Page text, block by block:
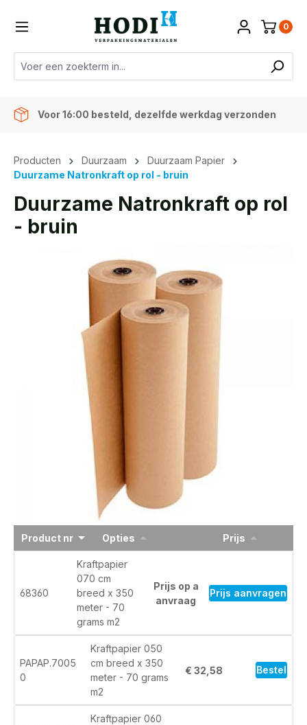
0
Voor 16:00 besteld, dezelfde werkdag verzonden
Producten Duurzaam
Duurzaam Papier
Duurzame Natronkraft op rol - bruin
Duurzame Natronkraft op rol
- bruin
Product nr Opties Prijs
68360
Kraftpapier
070 cm
breed x 350
meter - 70
grams m2
Prijs op a
anvraag
Prijs aanvragen
PAPAP.7005
0
Kraftpapier 050
cm breed x 350
meter - 70 grams
m2
€ 32,58 Bestel
Kraftpapier 060